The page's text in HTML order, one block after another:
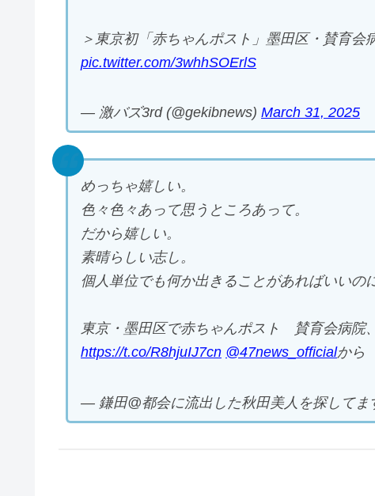
＞東京初「赤ちゃんポスト」墨田区・賛育会
pic.twitter.com/3whhSOErlS
— 激バズ3rd (@gekibnews) March 31, 2025
めっちゃ嬉しい。
色々色々あって思うところあって。
だから嬉しい。
素晴らしい志し。
個人単位でも何か出きることがあればいいの
東京・墨田区で赤ちゃんポスト 賛育会病院
https://t.co/R8hjuIJ7cn @47news_officialから
— 鎌田@都会に流出した秋田美人を探してま